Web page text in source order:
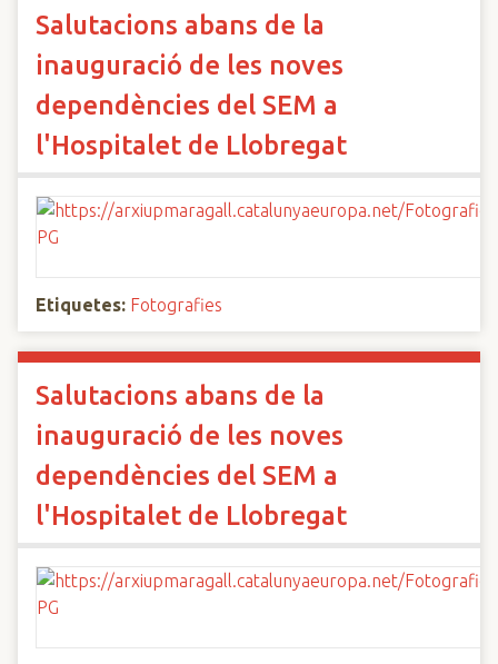
Salutacions abans de la
inauguració de les noves
dependències del SEM a
l'Hospitalet de Llobregat
Etiquetes: Fotografies
Salutacions abans de la
inauguració de les noves
dependències del SEM a
l'Hospitalet de Llobregat